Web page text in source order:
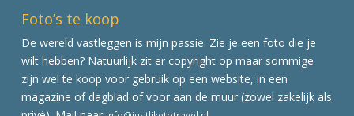
Foto’s te koop
De wereld vastleggen is mijn passie. Zie je een foto die je
wilt hebben? Natuurlijk zit er copyright op maar sommige
zijn wel te koop voor gebruik op een website, in een
magazine of dagblad of voor aan de muur (zowel zakelijk als